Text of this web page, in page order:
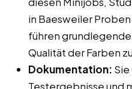
in Baesweiler
führen
Qualität der Farben
Dokumentation:
Testergebnisse und